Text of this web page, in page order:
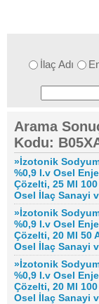
İlaç Adı
Arama
Kodu:
»İzotonik
%0,9 I.v Osel
Çözelti, 25 Ml
Osel İlaç Sanayi
»İzotonik
%0,9 I.v Osel
Çözelti, 20 Ml 50
Osel İlaç Sanayi
»İzotonik
%0,9 I.v Osel
Çözelti, 20 Ml
Osel İlaç Sanayi